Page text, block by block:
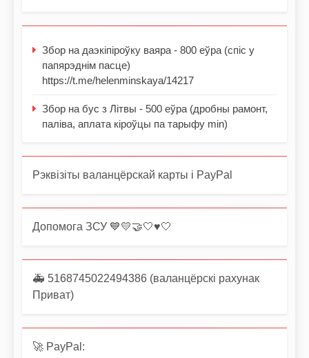
Збор на даэкіпіроўку ваяра - 800 еўра (спіс у
папярэднім пасце)
https://t.me/helenminskaya/14217
Збор на бус з Літвы - 500 еўра (дробны рамонт,
паліва, аплата кіроўцы па тарыфу min)
Рэквізіты валанцёрскай карты і PayPal
Допомога ЗСУ 💙💛🤝🤍♥️🤍
🚑 5168745022494386 (валанцёрскі рахунак
Приват)
🚀 PayPal: